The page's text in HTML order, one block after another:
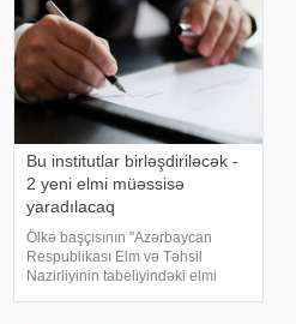
Bu institutlar birləşdiriləcək -
2 yeni elmi müəssisə
yaradılacaq
Ölkə başçısının "Azərbaycan
Respublikası Elm və Təhsil
Nazirliyinin tabeliyindəki elmi